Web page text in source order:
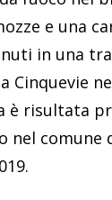
e una
in una
Cinquevie
è risultata
nel comune